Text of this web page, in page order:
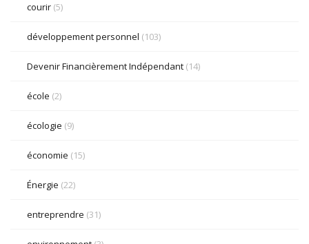
courir (5)
développement personnel (103)
Devenir Financièrement Indépendant (14)
école (2)
écologie (9)
économie (15)
Énergie (22)
entreprendre (31)